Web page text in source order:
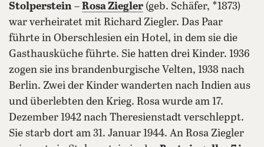
Stolperstein – Rosa Ziegler (geb. Schäfer, *1873)
war verheiratet mit Richard Ziegler. Das Paar
führte in Oberschlesien ein Hotel, in dem sie die
Gasthausküche führte. Sie hatten drei Kinder. 1936
zogen sie ins brandenburgische Velten, 1938 nach
Berlin. Zwei der Kinder wanderten nach Indien aus
und überlebten den Krieg. Rosa wurde am 17.
Dezember 1942 nach Theresienstadt verschleppt.
Sie starb dort am 31. Januar 1944. An Rosa Ziegler